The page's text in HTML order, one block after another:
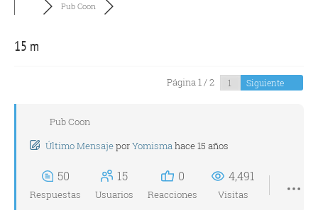
Pub Coon
15 m
Página 1 / 2 Siguiente
Pub Coon
Último MensajeporYomismahace 15 años
50
Respuestas
15
Usuarios
0
Reacciones
4,491
Visitas